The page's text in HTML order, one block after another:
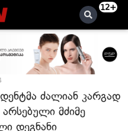
12+
ძალიან კარგად
არსებული მძიმე
დეგნანი